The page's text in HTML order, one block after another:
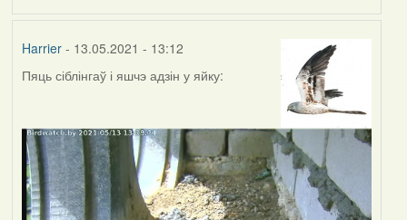
Harrier- 13.05.2021 - 13:12
Пяць сіблінгаў і яшчэ адзін у яйку: